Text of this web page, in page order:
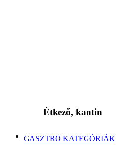
Étkező, kantin
GASZTRO KATEGÓRIÁK